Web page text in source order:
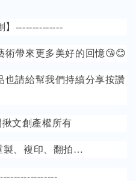
】--------------
術帶來更多美好的回憶😘😊
也請給幫我們持續分享按讚
文創產權所有
製、複印、翻拍…